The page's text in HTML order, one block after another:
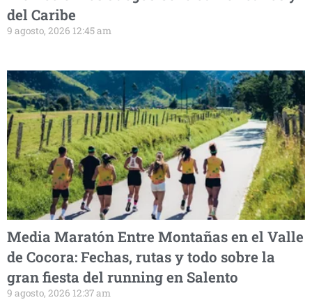
del Caribe
9 agosto, 2026 12:45 am
Media Maratón Entre Montañas en el Valle
de Cocora: Fechas, rutas y todo sobre la
gran fiesta del running en Salento
9 agosto, 2026 12:37 am